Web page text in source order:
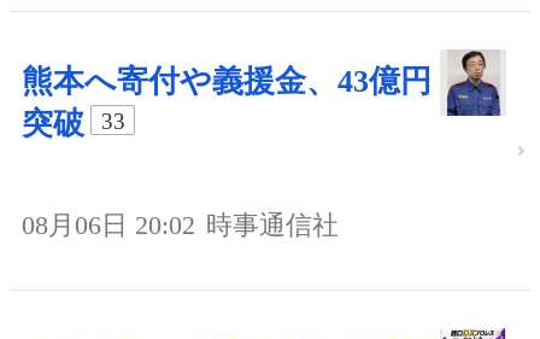
熊本へ寄付や義援金、43億円
突破
33
08月06日 20:02 時事通信社